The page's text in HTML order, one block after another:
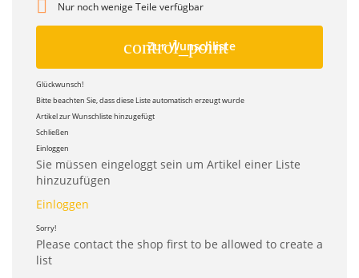
 Nur noch wenige Teile verfügbar
control_point
Zur Wunschliste
Glückwunsch!
Bitte beachten Sie, dass diese Liste automatisch erzeugt wurde
Artikel zur Wunschliste hinzugefügt
Schließen
Einloggen
Sie müssen eingeloggt sein um Artikel einer Liste
hinzuzufügen
Einloggen
Sorry!
Please contact the shop first to be allowed to create a
list